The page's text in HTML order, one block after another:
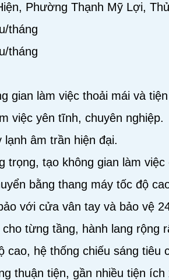
Phường Thạnh Mỹ Lợi,
tháng
tháng
gian làm việc thoải mái và
việc yên tĩnh, chuyên nghiệp.
lạnh âm trần hiện đại.
trọng, tạo không gian làm việc
bằng thang máy tốc độ
với cửa vân tay và bảo vệ
cho từng tầng, hành lang rộng
cao, hệ thống chiếu sáng tiêu
thuận tiện, gần nhiều tiện ích